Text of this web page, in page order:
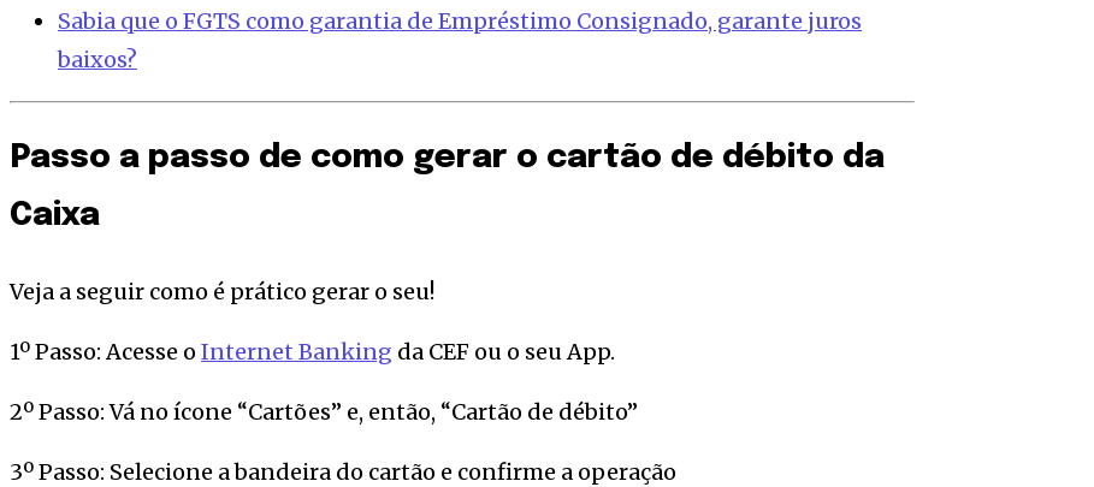
Sabia que o FGTS como garantia de Empréstimo Consignado, garante juros
baixos?
Passo a passo de como gerar o cartão de débito da
Caixa
Veja a seguir como é prático gerar o seu!
1º Passo: Acesse o Internet Banking da CEF ou o seu App.
2º Passo: Vá no ícone “Cartões” e, então, “Cartão de débito”
3º Passo: Selecione a bandeira do cartão e confirme a operação